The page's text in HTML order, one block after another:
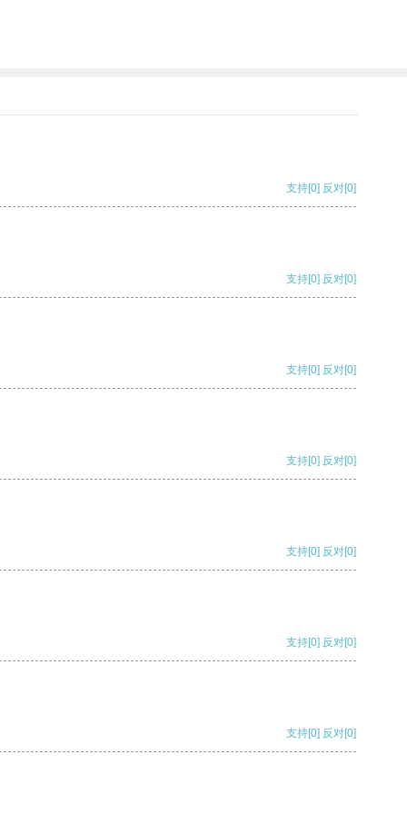
支持[0] 反对[0]
支持[0] 反对[0]
支持[0] 反对[0]
支持[0] 反对[0]
支持[0] 反对[0]
支持[0] 反对[0]
支持[0] 反对[0]